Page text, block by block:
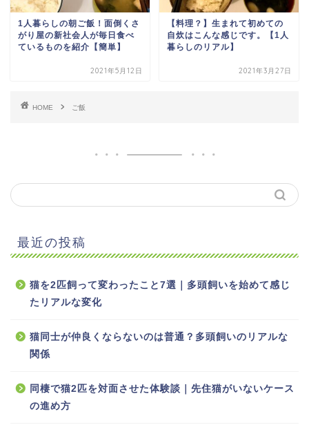
1人暮らしの朝ご飯！面倒くさ
がり屋の新社会人が毎日食べ
ているものを紹介【簡単】
2021年5月12日
【料理？】生まれて初めての
自炊はこんな感じです。【1人
暮らしのリアル】
2021年3月27日
HOME ご飯
最近の投稿
猫を2匹飼って変わったこと7選｜多頭飼いを始めて感じ
たリアルな変化
猫同士が仲良くならないのは普通？多頭飼いのリアルな
関係
同棲で猫2匹を対面させた体験談｜先住猫がいないケース
の進め方